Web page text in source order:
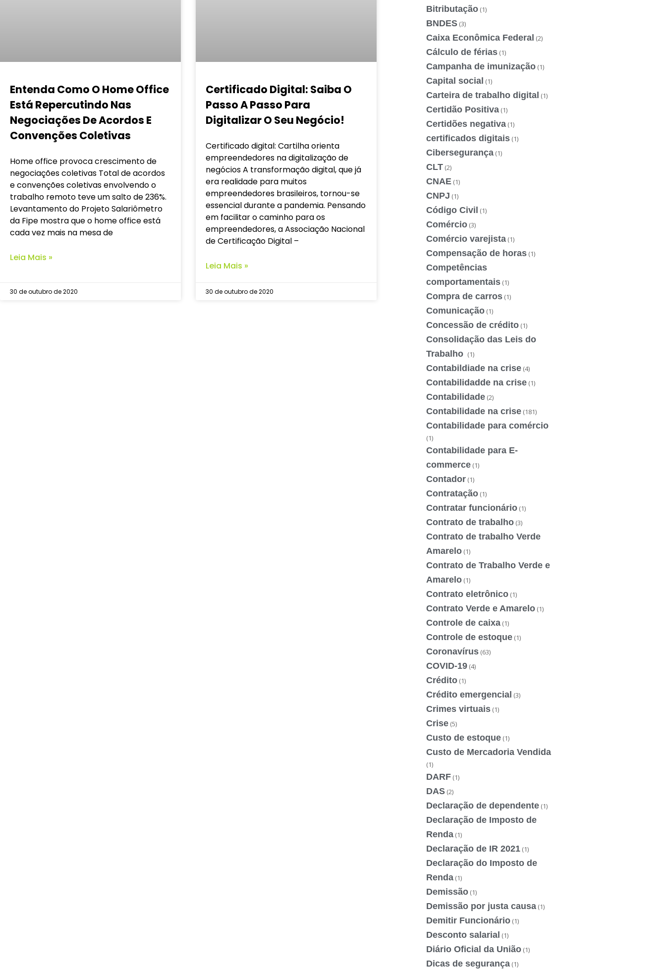
Entenda Como O Home Office
Está Repercutindo Nas
Negociações De Acordos E
Convenções Coletivas
Home office provoca crescimento de
negociações coletivas Total de acordos
e convenções coletivas envolvendo o
trabalho remoto teve um salto de 236%.
Levantamento do Projeto Salariômetro
da Fipe mostra que o home office está
cada vez mais na mesa de
Leia Mais »
30 de outubro de 2020
Certificado Digital: Saiba O
Passo A Passo Para
Digitalizar O Seu Negócio!
Certificado digital: Cartilha orienta
empreendedores na digitalização de
negócios A transformação digital, que já
era realidade para muitos
empreendedores brasileiros, tornou-se
essencial durante a pandemia. Pensando
em facilitar o caminho para os
empreendedores, a Associação Nacional
de Certificação Digital –
Leia Mais »
30 de outubro de 2020
Bitributação (1)
BNDES (3)
Caixa Econômica Federal (2)
Cálculo de férias (1)
Campanha de imunização (1)
Capital social (1)
Carteira de trabalho digital (1)
Certidão Positiva (1)
Certidões negativa (1)
certificados digitais (1)
Cibersegurança (1)
CLT (2)
CNAE (1)
CNPJ (1)
Código Civil (1)
Comércio (3)
Comércio varejista (1)
Compensação de horas (1)
Competências
comportamentais (1)
Compra de carros (1)
Comunicação (1)
Concessão de crédito (1)
Consolidação das Leis do
Trabalho (1)
Contabildiade na crise (4)
Contabilidadde na crise (1)
Contabilidade (2)
Contabilidade na crise (181)
Contabilidade para comércio
(1)
Contabilidade para E-
commerce (1)
Contador (1)
Contratação (1)
Contratar funcionário (1)
Contrato de trabalho (3)
Contrato de trabalho Verde
Amarelo (1)
Contrato de Trabalho Verde e
Amarelo (1)
Contrato eletrônico (1)
Contrato Verde e Amarelo (1)
Controle de caixa (1)
Controle de estoque (1)
Coronavírus (63)
COVID-19 (4)
Crédito (1)
Crédito emergencial (3)
Crimes virtuais (1)
Crise (5)
Custo de estoque (1)
Custo de Mercadoria Vendida
(1)
DARF (1)
DAS (2)
Declaração de dependente (1)
Declaração de Imposto de
Renda (1)
Declaração de IR 2021 (1)
Declaração do Imposto de
Renda (1)
Demissão (1)
Demissão por justa causa (1)
Demitir Funcionário (1)
Desconto salarial (1)
Diário Oficial da União (1)
Dicas de segurança (1)